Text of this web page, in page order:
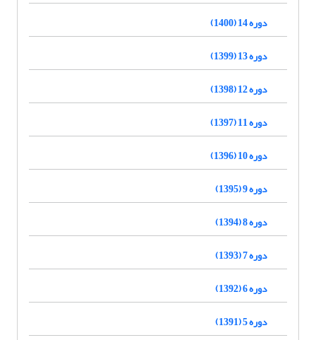
دوره 14 (1400)
دوره 13 (1399)
دوره 12 (1398)
دوره 11 (1397)
دوره 10 (1396)
دوره 9 (1395)
دوره 8 (1394)
دوره 7 (1393)
دوره 6 (1392)
دوره 5 (1391)